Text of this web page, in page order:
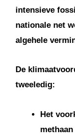
intensieve
nationale net
algehele
De
tweeledig:
Het